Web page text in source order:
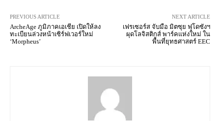
PREVIOUS ARTICLE
ArcheAge ภูมิภาคเอเชีย เปิดให้ลง
ทะเบียนล่วงหน้าเซิร์ฟเวอร์ใหม่
‘Morpheus’
NEXT ARTICLE
เฟรเซอร์ส จับมือ มิตซุย ฟุโดซังฯ
ผุดโลจิสติกส์ พาร์คแห่งใหม่ ใน
พื้นที่ยุทธศาสตร์ EEC